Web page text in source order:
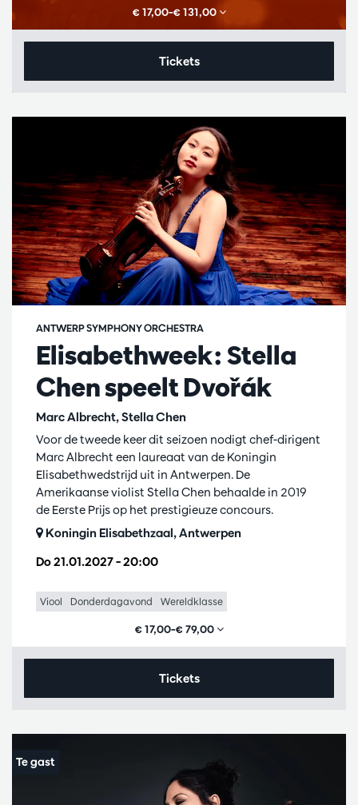
€ 17,00–€ 131,00
Tickets
Elisabethweek: Stella
Chen speelt Dvořák
Marc Albrecht, Stella Chen
ANTWERP SYMPHONY ORCHESTRA
Do 21.01.2027– 20:00
Voor de tweede keer dit seizoen nodigt chef-dirigent
Marc Albrecht een laureaat van de Koningin
Elisabethwedstrijd uit in Antwerpen. De
Amerikaanse violist Stella Chen behaalde in 2019
de Eerste Prijs op het prestigieuze concours.
Koningin Elisabethzaal, Antwerpen
Viool Donderdagavond Wereldklasse
€ 17,00–€ 79,00
Tickets